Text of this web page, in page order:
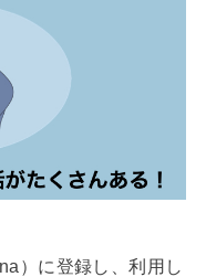
）に登録し、利用し